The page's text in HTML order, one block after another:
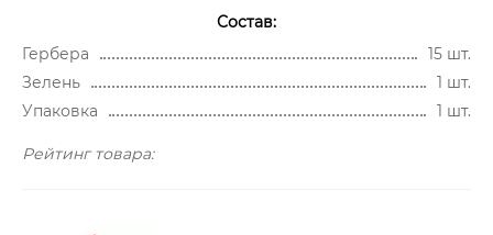
Состав:
Гербера
15 шт.
Зелень
1 шт.
Упаковка
1 шт.
Рейтинг товара: